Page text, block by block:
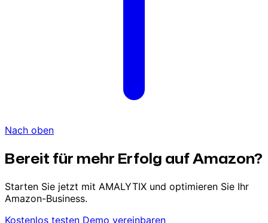
Nach oben
Bereit für mehr Erfolg auf Amazon?
Starten Sie jetzt mit AMALYTIX und optimieren Sie Ihr
Amazon-Business.
Kostenlos testen Demo vereinbaren